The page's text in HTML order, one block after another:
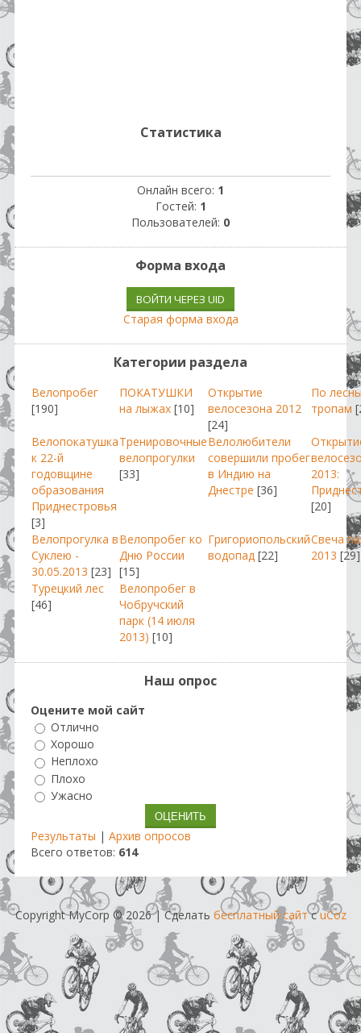
Статистика
Онлайн всего: 1
Гостей: 1
Пользователей: 0
Форма входа
ВОЙТИ ЧЕРЕЗ UID
Старая форма входа
Категории раздела
Велопробег
[190]
ПОКАТУШКИ
на лыжах [10]
Открытие
велосезона 2012
[24]
По
тропам
Велопокатушка
к 22-й
годовщине
образования
Приднестровья
[3]
Тренировочные
велопрогулки
[33]
Велолюбители
совершили пробег
в Индию на
Днестре [36]
2013:
[20]
Велопрогулка в
Суклею -
30.05.2013 [23]
Велопробег ко
Дню России
[15]
Григориопольский
водопад [22]
Свеча
2013 [29]
Турецкий лес
[46]
Велопробег в
Чобручский
парк (14 июля
2013) [10]
Наш опрос
Оцените мой сайт
Отлично
Хорошо
Неплохо
Плохо
Ужасно
Результаты | Архив опросов
Всего ответов: 614
Copyright MyCorp © 2026|Сделать бесплатный сайтсuCoz